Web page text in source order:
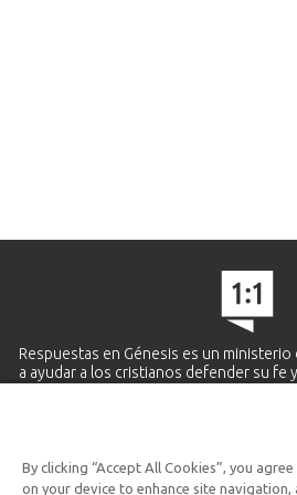
Respuestas en Génesis es un
a ayudar a los cristianos defender su fe
Ministerio
By clicking “Accept All Cookies”, you
on your device to enhance site navigation,